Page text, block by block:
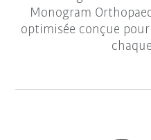
Monogram
optimisée conçue